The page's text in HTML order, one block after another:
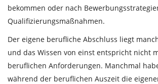
bekommen oder nach
Qualifizierungsmaßnahmen.
Der eigene berufliche Abschluss liegt
und das Wissen von einst entspricht nicht
beruflichen Anforderungen. Manchmal
während der beruflichen Auszeit die